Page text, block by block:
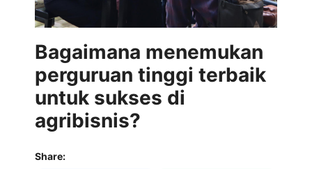
Bagaimana menemukan
perguruan tinggi terbaik
untuk sukses di
agribisnis?
Share: